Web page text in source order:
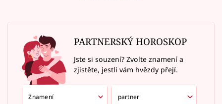
PARTNERSKÝ HOROSKOP
Jste si souzení? Zvolte znamení a
zjistěte, jestli vám hvězdy přejí.